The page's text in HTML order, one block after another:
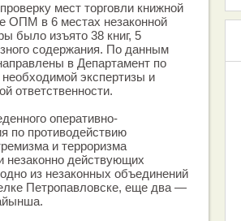
мест торговли книжной
ОПМ в 6 местах незаконной
было изъято 38 книг, 5
содержания. По данным
в Департамент по
экспертизы и
ответственности.
оперативно-
по противодействию
и терроризма
незаконно действующих
из незаконных объединений
Петропавловске, еще два —